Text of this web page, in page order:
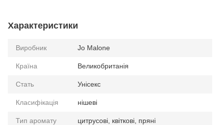
Характеристики
Виробник Jo Malone
Країна Великобританія
Стать Унісекс
Класифікація нішеві
Тип аромату цитрусові, квіткові, пряні